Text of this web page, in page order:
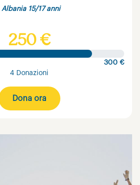
Albania 15/17 anni
250 €
300 €
4 Donazioni
Dona ora